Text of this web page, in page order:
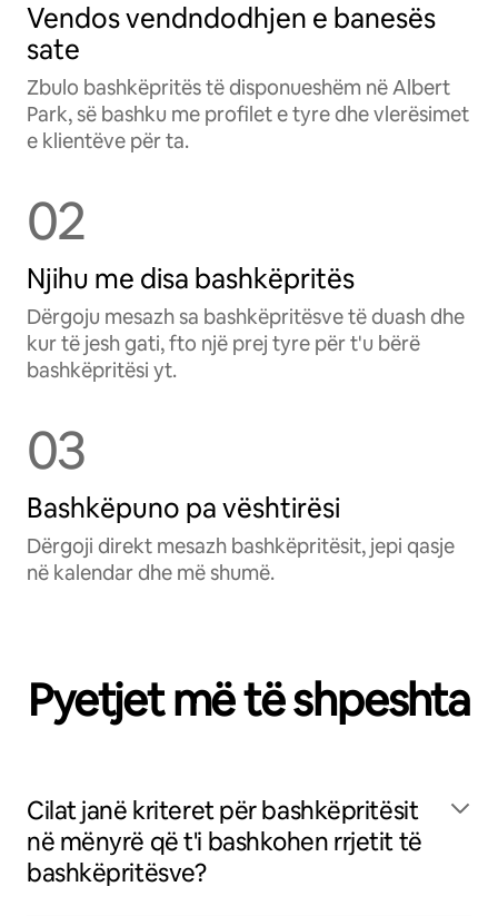
Vendos vendndodhjen e banesës
sate
Zbulo bashkëpritës të disponueshëm në Albert
Park, së bashku me profilet e tyre dhe vlerësimet
e klientëve për ta.
02
Njihu me disa bashkëpritës
Dërgoju mesazh sa bashkëpritësve të duash dhe
kur të jesh gati, fto një prej tyre për t'u bërë
bashkëpritësi yt.
03
Bashkëpuno pa vështirësi
Dërgoji direkt mesazh bashkëpritësit, jepi qasje
në kalendar dhe më shumë.
Pyetjet më të shpeshta
Cilat janë kriteret për bashkëpritësit
në mënyrë që t'i bashkohen rrjetit të
bashkëpritësve?